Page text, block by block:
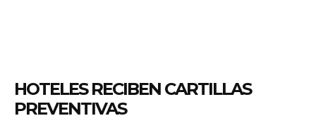
HOTELES RECIBEN CARTILLAS
PREVENTIVAS